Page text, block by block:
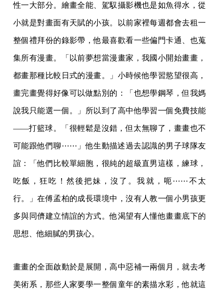
性一大部分。繪畫全能、駕馭攝影機也是如魚得水，從
小就是對畫面有天賦的小孩。以前家裡每週都會去租一
整個禮拜份的錄影帶，他最喜歡看一些偏門卡通、也蒐
集所有漫畫。「以前夢想當漫畫家，我國小開始畫畫，
都畫那種比較日式的漫畫。」小時候他學習慾望很高，
畫完畫覺得好像可以做點別的：「也想學鋼琴，但我媽
說我只能選一個。」所以到了高中他學習一個免費技能
——打籃球。「很輕鬆是沒錯，但太無聊了，畫畫也不
可能跟他們聊⋯⋯」他生動描述過去認識的男子球隊友
誼：「他們比較單細胞，很純的超級直男這樣，練球，
吃飯，狂吃！然後把妹，沒了。我就，呃⋯⋯不太
行。」在傅孟柏的成長環境中，沒有人教一個小男孩更
多與同儕建立情誼的方式。他渴望有人懂他畫畫底下的
思想、他細膩的男孩心。
畫畫的全面啟動於是展開，高中惡補一兩個月，就去考
美術系，那些人家要學一整個童年的素描水彩，他就這